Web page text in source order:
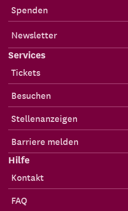
Spenden
Newsletter
Services
Tickets
Besuchen
Stellenanzeigen
Barriere melden
Hilfe
Kontakt
FAQ